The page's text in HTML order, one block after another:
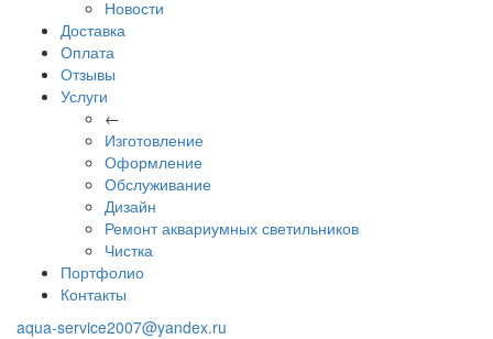
Новости
Доставка
Оплата
Отзывы
Услуги
←
Изготовление
Оформление
Обслуживание
Дизайн
Ремонт аквариумных светильников
Чистка
Портфолио
Контакты
aqua-service2007@yandex.ru